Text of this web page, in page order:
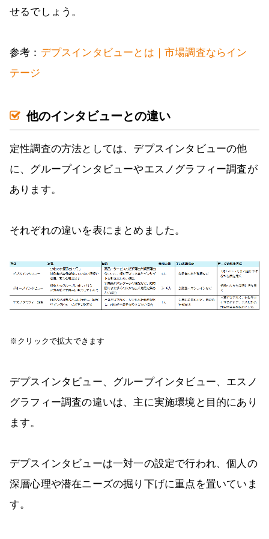
せるでしょう。
参考： デプスインタビューとは｜市場調査ならイン
テージ
他のインタビューとの違い
定性調査の方法としては、デプスインタビューの他
に、グループインタビューやエスノグラフィー調査が
あります。
それぞれの違いを表にまとめました。
※クリックで拡大できます
デプスインタビュー、グループインタビュー、エスノ
グラフィー調査の違いは、主に実施環境と目的にあり
ます。
デプスインタビューは一対一の設定で行われ、個人の
深層心理や潜在ニーズの掘り下げに重点を置いていま
す。